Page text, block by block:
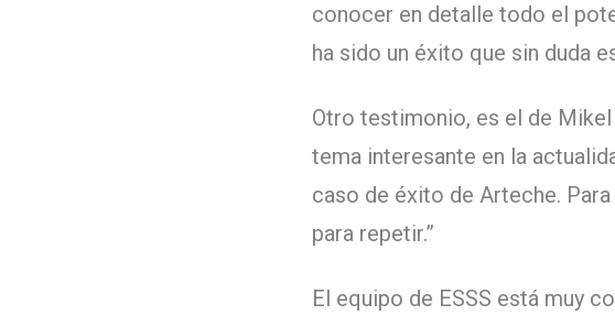
conocer en detalle todo el
ha sido un éxito que sin duda
Otro testimonio, es el de
tema interesante en la
caso de éxito de Arteche.
para repetir.”
El equipo de ESSS está muy